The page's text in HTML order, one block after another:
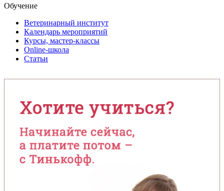
Обучение
Ветеринарный институт
Календарь мероприятий
Курсы, мастер-классы
Online-школа
Статьи